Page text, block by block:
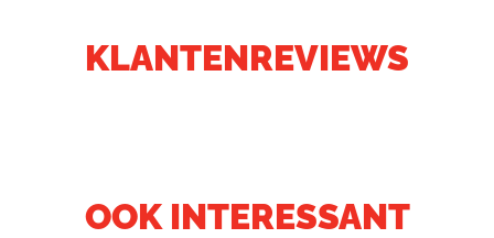
KLANTENREVIEWS
OOK INTERESSANT